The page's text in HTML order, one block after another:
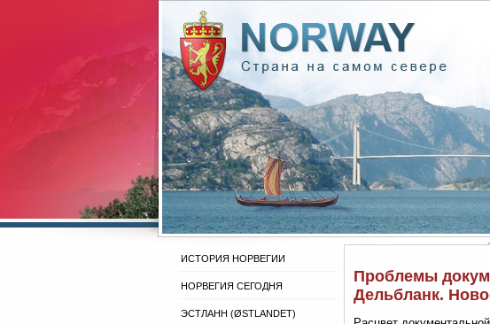
ИСТОРИЯ НОРВЕГИИ
НОРВЕГИЯ СЕГОДНЯ
ЭСТЛАНН (ØSTLANDET)
Проблемы
Дельбланк.